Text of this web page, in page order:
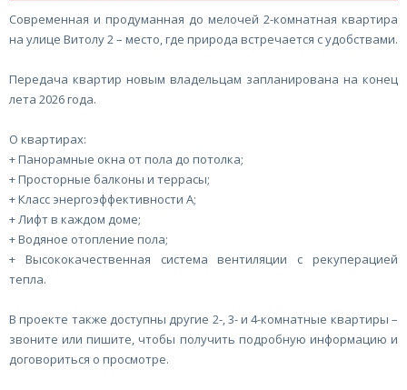
Современная и продуманная до мелочей 2-комнатная квартира
на улице Витолу 2 – место, где природа встречается с удобствами.
Передача квартир новым владельцам запланирована на конец
лета 2026 года.
О квартирах:
+ Панорамные окна от пола до потолка;
+ Просторные балконы и террасы;
+ Класс энергоэффективности A;
+ Лифт в каждом доме;
+ Водяное отопление пола;
+ Высококачественная система вентиляции с рекуперацией
тепла.
В проекте также доступны другие 2-, 3- и 4-комнатные квартиры –
звоните или пишите, чтобы получить подробную информацию и
договориться о просмотре.